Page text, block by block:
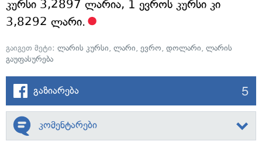
კურსი 3,2897 ლარია, 1 ევროს კურსი კი
3,8292 ლარი.
გაიგეთ მეტი: ლარის კურსი, ლარი, ევრო, დოლარი, ლარის
გაუფასურება
გაზიარება 5
კომენტარები